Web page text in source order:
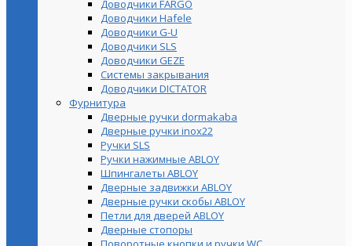
Доводчики FARGO
Доводчики Hafele
Доводчики G-U
Доводчики SLS
Доводчики GEZE
Cистемы закрывания
Доводчики DICTATOR
Фурнитура
Дверные ручки dormakaba
Дверные ручки inox22
Ручки SLS
Ручки нажимные ABLOY
Шпингалеты ABLOY
Дверные задвижки ABLOY
Дверные ручки скобы ABLOY
Петли для дверей ABLOY
Дверные стопоры